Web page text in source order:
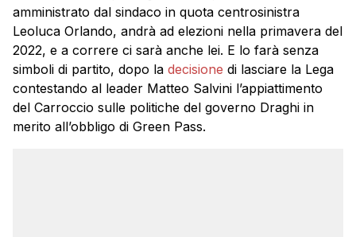
amministrato dal sindaco in quota centrosinistra
Leoluca Orlando, andrà ad elezioni nella primavera del
2022, e a correre ci sarà anche lei. E lo farà senza
simboli di partito, dopo la decisione di lasciare la Lega
contestando al leader Matteo Salvini l’appiattimento
del Carroccio sulle politiche del governo Draghi in
merito all’obbligo di Green Pass.